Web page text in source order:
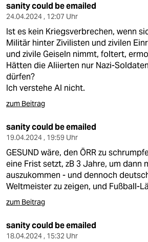
sanity could be emailed
24.04.2024 , 12:07 Uhr
Ist es kein Kriegsverbrechen, wenn
Militär hinter Zivilisten und zivilen
und zivile Geiseln nimmt, foltert,
Hätten die Aliierten nur Nazi-
dürfen?
Ich verstehe AI nicht.
zum Beitrag
sanity could be emailed
19.04.2024 , 19:59 Uhr
GESUND wäre, den ÖRR zu
eine Frist setzt, zB 3 Jahre, um dann
auszukommen - und dennoch
Weltmeister zu zeigen, und Fußball-
zum Beitrag
sanity could be emailed
18.04.2024 , 15:32 Uhr